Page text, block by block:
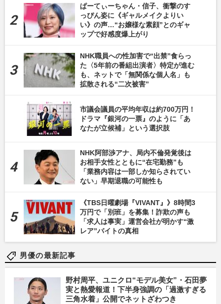
ぱーてぃーちゃん・信子、衝撃のす
っぴん姿に《ギャルメイクよりい
い》の声…“お嬢様な素顔”とのギャ
ップで好感度爆上がり
NHK職員への性加害で“出禁”食らっ
た〈5年前の番組出演者〉特定が進む
も、ネットで「無関係な個人名」も
拡散される“二次被害”
市議会議員の平均年収は約700万円！
ドラマ『銀河の一票』のように「あ
なたが立候補」という選択肢
NHK阿部渉アナ、局内不倫発覚後は
お相手女性とともに“在宅勤務”も
「業務内容は一部しか知らされてい
ない」早期退職の可能性も
《TBS日曜劇場『VIVANT』》8時間3
万円で「別班」を募集！詐欺の声も
「求人は事実」運営会社が明かす“激
レア”バイトの真相
男優の最新記事
野村周平、ユニクロ“モデル美女”・石田夢
実と熱愛報道！下半身強調の「過激すぎる
三角水着」公開でネットざわつき